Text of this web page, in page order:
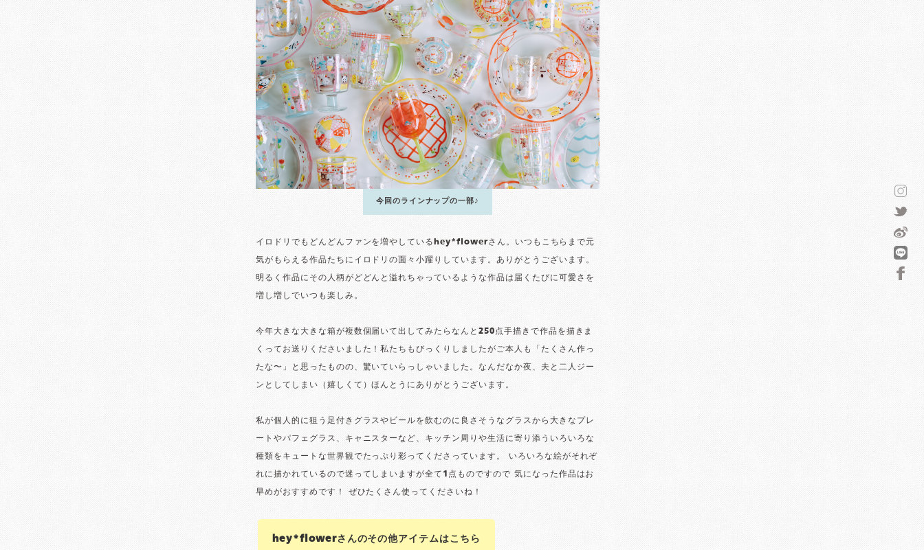
今回のラインナップの一部♪
イロドリでもどんどんファンを増やしているhey*flowerさん。いつもこちらまで元
気がもらえる作品たちにイロドリの面々小躍りしています。ありがとうございます。
明るく作品にその人柄がどどんと溢れちゃっているような作品は届くたびに可愛さを
増し増しでいつも楽しみ。
今年大きな大きな箱が複数個届いて出してみたらなんと250点手描きで作品を描きま
くってお送りくださいました！私たちもびっくりしましたがご本人も「たくさん作っ
たな〜」と思ったものの、驚いていらっしゃいました。なんだなか夜、夫と二人ジー
ンとしてしまい（嬉しくて）ほんとうにありがとうございます。
私が個人的に狙う足付きグラスやビールを飲むのに良さそうなグラスから大きなプレ
ートやパフェグラス、キャニスターなど、キッチン周りや生活に寄り添ういろいろな
種類をキュートな世界観でたっぷり彩ってくださっています。 いろいろな絵がそれぞ
れに描かれているので迷ってしまいますが全て1点ものですので 気になった作品はお
早めがおすすめです！ ぜひたくさん使ってくださいね！
hey*flowerさんのその他アイテムはこちら